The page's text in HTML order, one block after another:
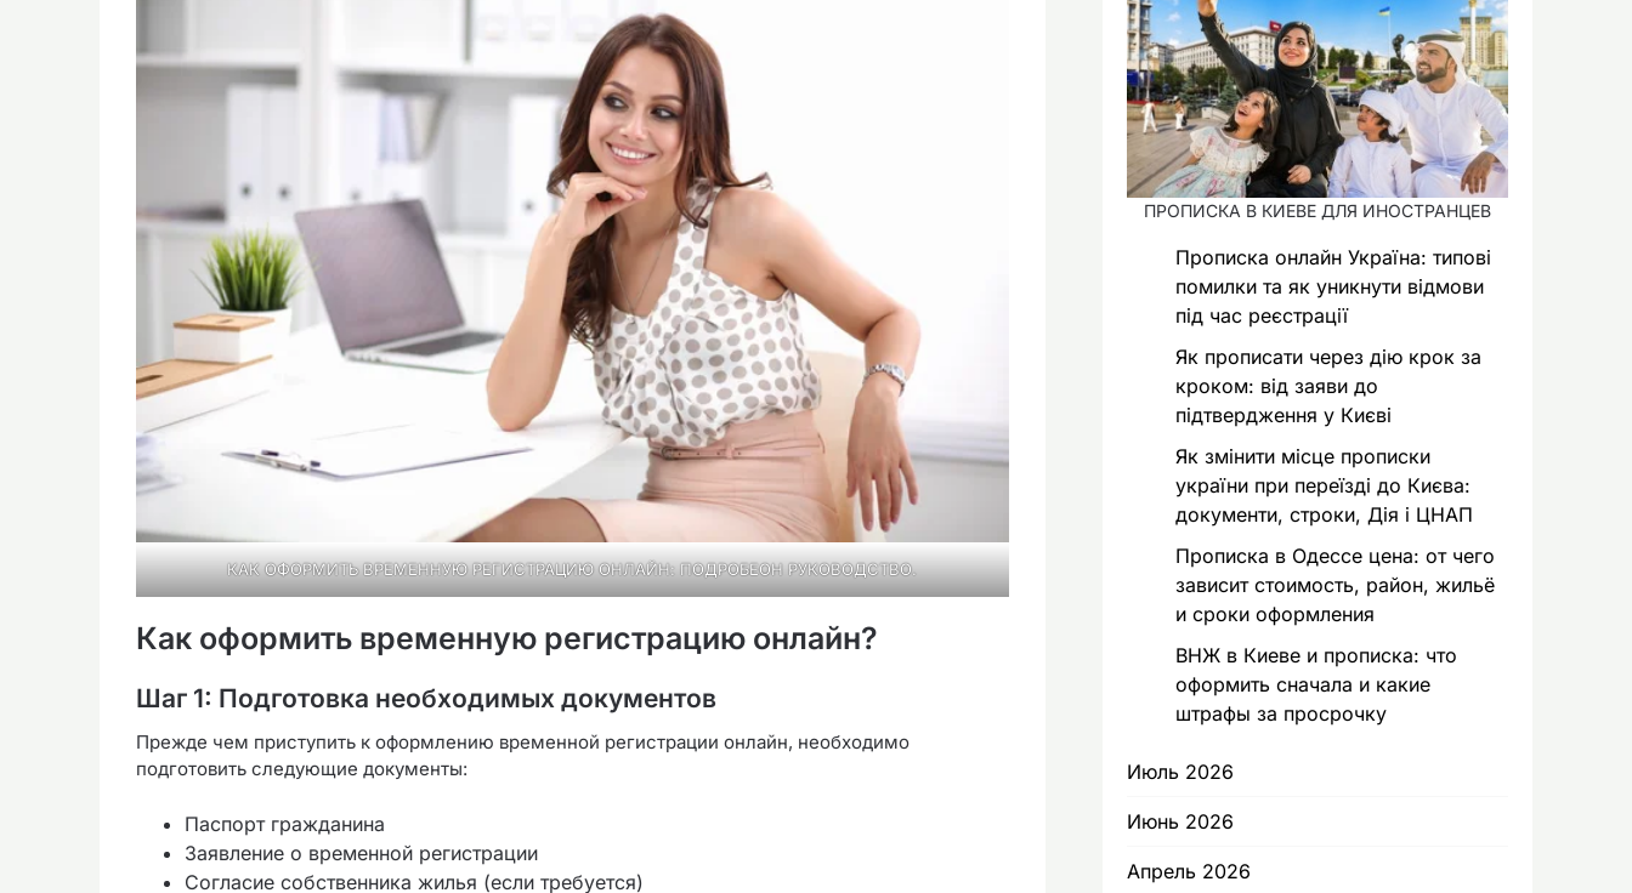
КАК ОФОРМИТЬ ВРЕМЕННУЮ РЕГИСТРАЦИЮ ОНЛАЙН: ПОДРОБЕОН РУКОВОДСТВО.
Как оформить временную регистрацию онлайн?
Шаг 1: Подготовка необходимых документов
Прежде чем приступить к оформлению временной регистрации онлайн, необходимо
подготовить следующие документы:
Паспорт гражданина
Заявление о временной регистрации
Согласие собственника жилья (если требуется)
ПРОПИСКА В КИЕВЕ ДЛЯ ИНОСТРАНЦЕВ
Прописка онлайн Україна: типові
помилки та як уникнути відмови
під час реєстрації
Як прописати через дію крок за
кроком: від заяви до
підтвердження у Києві
Як змінити місце прописки
україни при переїзді до Києва:
документи, строки, Дія і ЦНАП
Прописка в Одессе цена: от чего
зависит стоимость, район, жильё
и сроки оформления
ВНЖ в Киеве и прописка: что
оформить сначала и какие
штрафы за просрочку
Июль 2026
Июнь 2026
Апрель 2026